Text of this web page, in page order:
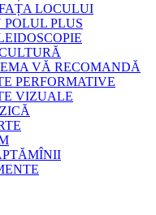
LOCULUI
POLUL PLUS
VĂ RECOMANDĂ
PERFORMATIVE
VIZUALE